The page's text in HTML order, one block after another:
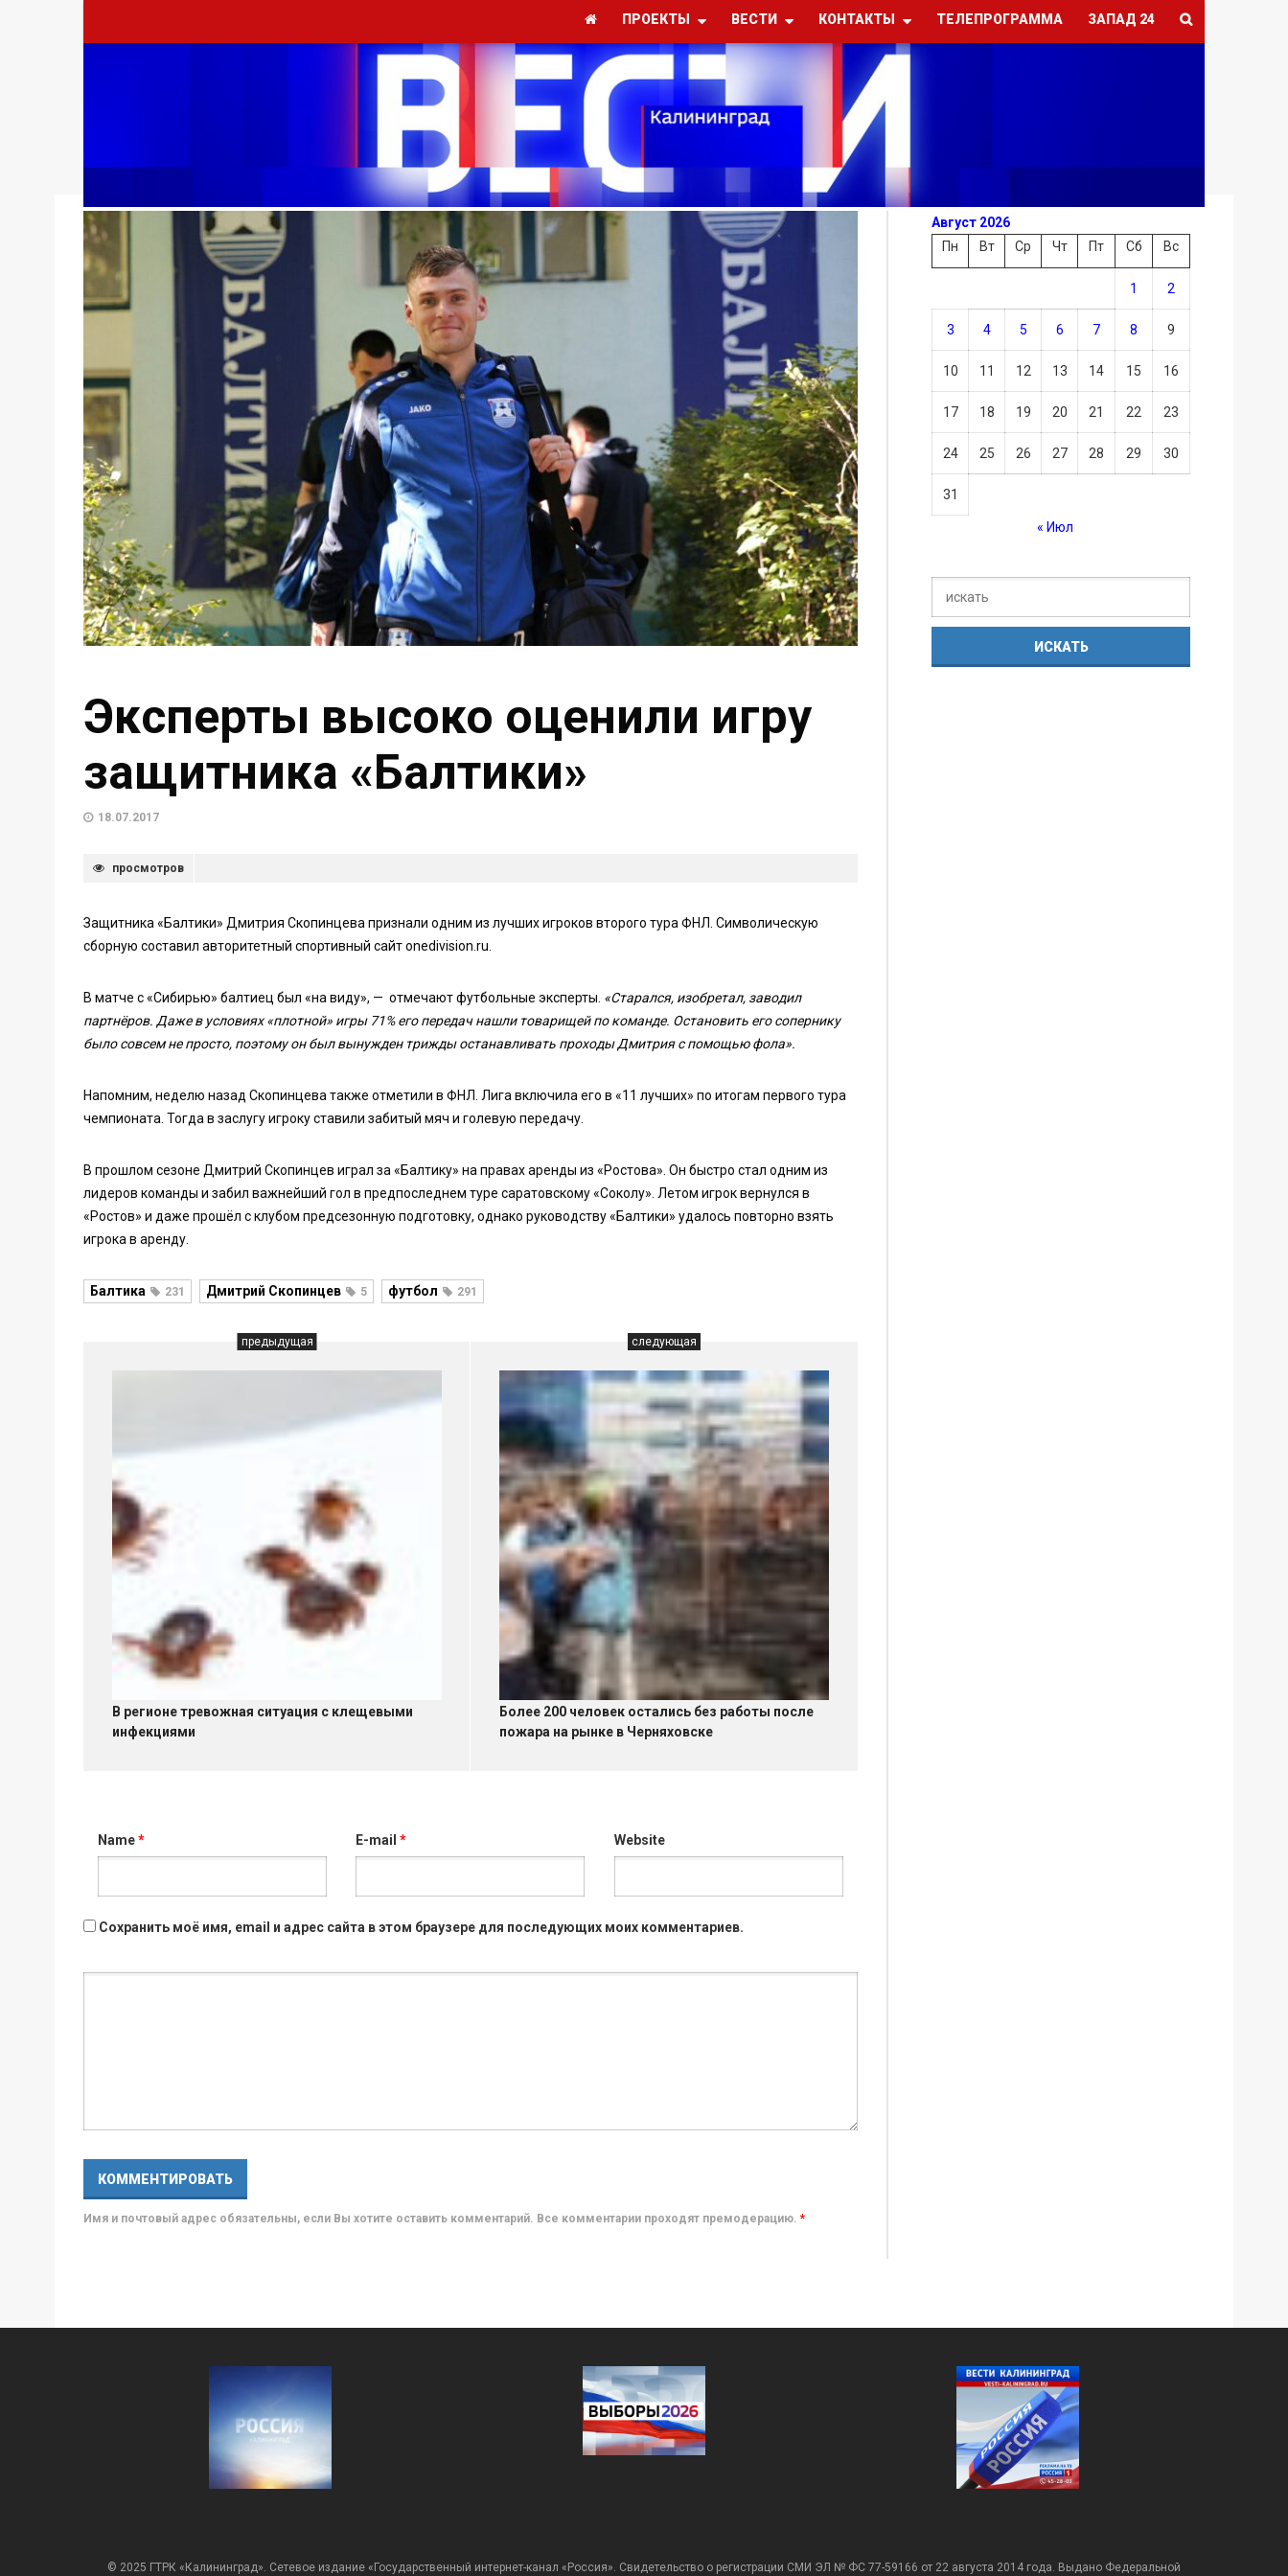
ПРОЕКТЫ ВЕСТИ КОНТАКТЫ ТЕЛЕПРОГРАММА ЗАПАД 24
Эксперты высоко оценили игру
защитника «Балтики»
18.07.2017
просмотров
Защитника «Балтики» Дмитрия Скопинцева признали одним из лучших игроков второго тура ФНЛ. Символическую
сборную составил авторитетный спортивный сайт onedivision.ru.
В матче с «Сибирью» балтиец был «на виду», — отмечают футбольные эксперты. «Старался, изобретал, заводил
партнёров. Даже в условиях «плотной» игры 71% его передач нашли товарищей по команде. Остановить его сопернику
было совсем не просто, поэтому он был вынужден трижды останавливать проходы Дмитрия с помощью фола».
Напомним, неделю назад Скопинцева также отметили в ФНЛ. Лига включила его в «11 лучших» по итогам первого тура
чемпионата. Тогда в заслугу игроку ставили забитый мяч и голевую передачу.
В прошлом сезоне Дмитрий Скопинцев играл за «Балтику» на правах аренды из «Ростова». Он быстро стал одним из
лидеров команды и забил важнейший гол в предпоследнем туре саратовскому «Соколу». Летом игрок вернулся в
«Ростов» и даже прошёл с клубом предсезонную подготовку, однако руководству «Балтики» удалось повторно взять
игрока в аренду.
Балтика 231 Дмитрий Скопинцев 5 футбол 291
предыдущая
В регионе тревожная ситуация с клещевыми
инфекциями
следующая
Более 200 человек остались без работы после
пожара на рынке в Черняховске
Name* E-mail* Website
Сохранить моё имя, email и адрес сайта в этом браузере для последующих моих комментариев.
Имя и почтовый адрес обязательны, если Вы хотите оставить комментарий. Все комментарии проходят премодерацию. *
Август 2026
Пн
Вт Ср Чт Пт Сб Вс
1 2
3 4 5 6 7 8 9
10 11 12 13 14 15 16
17 18 19 20 21 22 23
24 25 26 27 28 29 30
31
« Июл
© 2025 ГТРК «Калининград». Сетевое издание «Государственный интернет-канал «Россия». Свидетельство о регистрации СМИ ЭЛ № ФС 77-59166 от 22 августа 2014 года. Выдано Федеральной